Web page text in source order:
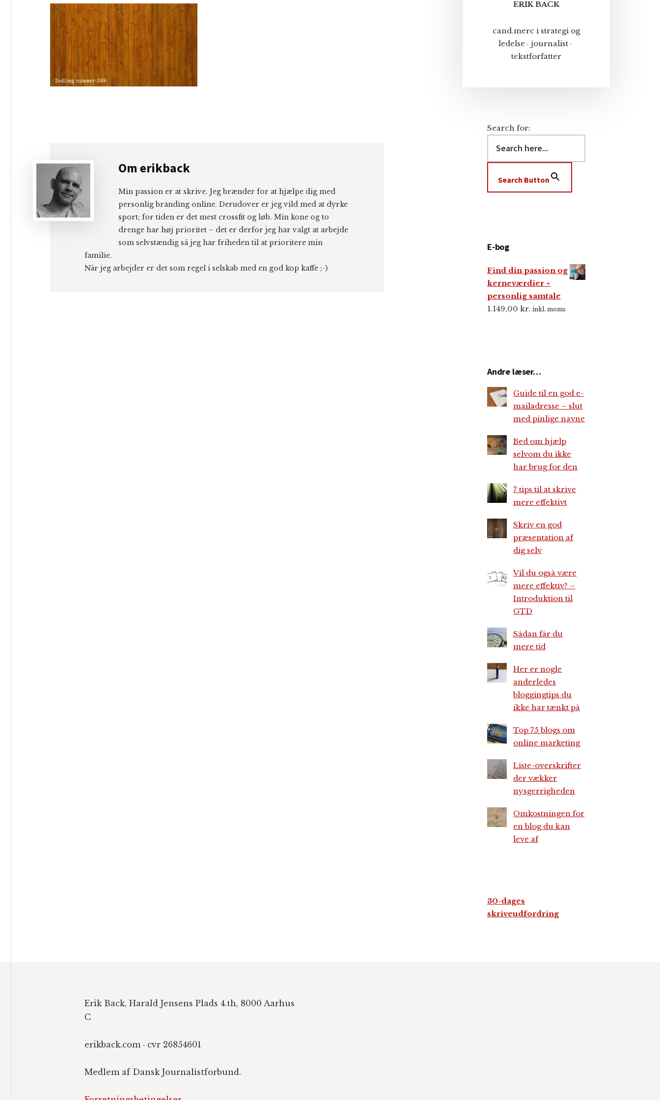
Om erikback
Min passion er at skrive. Jeg brænder for at hjælpe dig med
personlig branding online. Derudover er jeg vild med at dyrke
sport; for tiden er det mest crossfit og løb. Min kone og to
drenge har høj prioritet – det er derfor jeg har valgt at arbejde
som selvstændig så jeg har friheden til at prioritere min
familie.
Når jeg arbejder er det som regel i selskab med en god kop kaffe ;-)
ERIK BACK
cand.merc i strategi og
ledelse · journalist ·
tekstforfatter
Search for:
Search Button
E-bog
Find din passion og
kerneværdier +
personlig samtale
1.149,00 kr. inkl. moms
Andre læser…
Guide til en god e-
mailadresse – slut
med pinlige navne
Bed om hjælp
selvom du ikke
har brug for den
7 tips til at skrive
mere effektivt
Skriv en god
præsentation af
dig selv
Vil du også være
mere effektiv? –
Introduktion til
GTD
Sådan får du
mere tid
Her er nogle
anderledes
bloggingtips du
ikke har tænkt på
Top 75 blogs om
online marketing
Liste-overskrifter
der vækker
nysgerrigheden
Omkostningen for
en blog du kan
leve af
30-dages
skriveudfordring
Erik Back, Harald Jensens Plads 4.th, 8000 Aarhus
C
erikback.com · cvr 26854601
Medlem af Dansk Journalistforbund.